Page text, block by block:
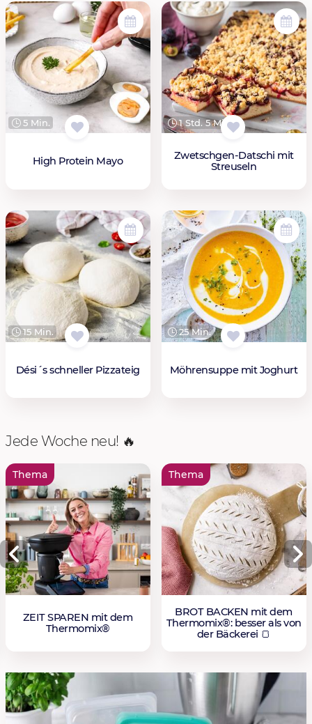
5 Min.
High Protein Mayo
1 Std. 5 Min.
Zwetschgen-Datschi mit
Streuseln
15 Min.
Dési´s schneller Pizzateig
25 Min.
Möhrensuppe mit Joghurt
Jede Woche neu! 🔥
ZEIT SPAREN mit dem
Thermomix®
Thema
BROT BACKEN mit dem
Thermomix®: besser als von
der Bäckerei 🍞
Thema